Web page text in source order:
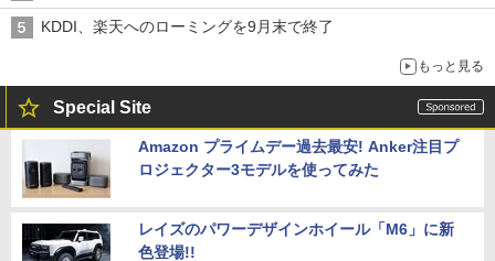
KDDI、楽天へのローミングを9月末で終了
もっと見る
Special Site
Amazon プライムデー過去最安! Anker注目プ
ロジェクター3モデルを使ってみた
レイズのパワーデザインホイール「M6」に新
色登場!!